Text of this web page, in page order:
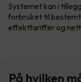
Systemet kan i
forbruket til
effekttariffer og
På hvilken